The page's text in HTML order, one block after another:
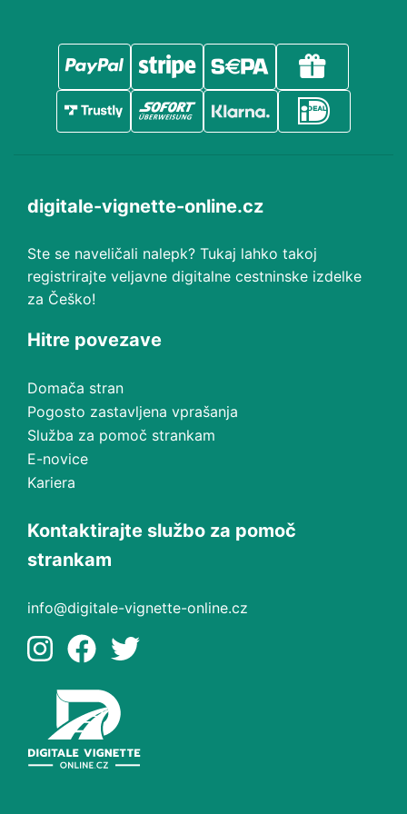
digitale-vignette-online.cz
Ste se naveličali nalepk? Tukaj lahko takoj
registrirajte veljavne digitalne cestninske izdelke
za Češko!
Hitre povezave
Domača stran
Pogosto zastavljena vprašanja
Služba za pomoč strankam
E-novice
Kariera
Kontaktirajte službo za pomoč
strankam
info@digitale-vignette-online.cz